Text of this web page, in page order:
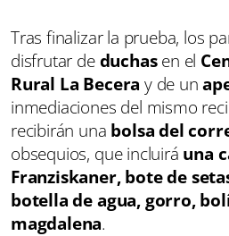
Tras finalizar la prueba, los
disfrutar deduchasen el
Rural La Becera y de un
inmediaciones del mismo
recibirán una bolsa del
obsequios, que incluirá una
Franziskaner, bote de
botella de agua, gorro,
magdalena.